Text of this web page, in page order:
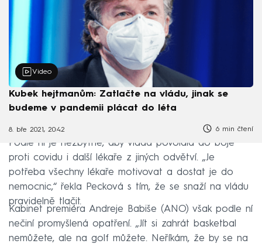
Video
Kubek hejtmanům: Zatlačte na vládu, jinak se
budeme v pandemii plácat do léta
8. bře 2021, 20:42 6 min čtení
Podle ní je nezbytné, aby vláda povolala do boje
proti covidu i další lékaře z jiných odvětví. „Je
potřeba všechny lékaře motivovat a dostat je do
nemocnic,“ řekla Pecková s tím, že se snaží na vládu
pravidelně tlačit.
Kabinet premiéra Andreje Babiše (ANO) však podle ní
nečiní promyšlená opatření. „Jít si zahrát basketbal
nemůžete, ale na golf můžete. Neříkám, že by se na